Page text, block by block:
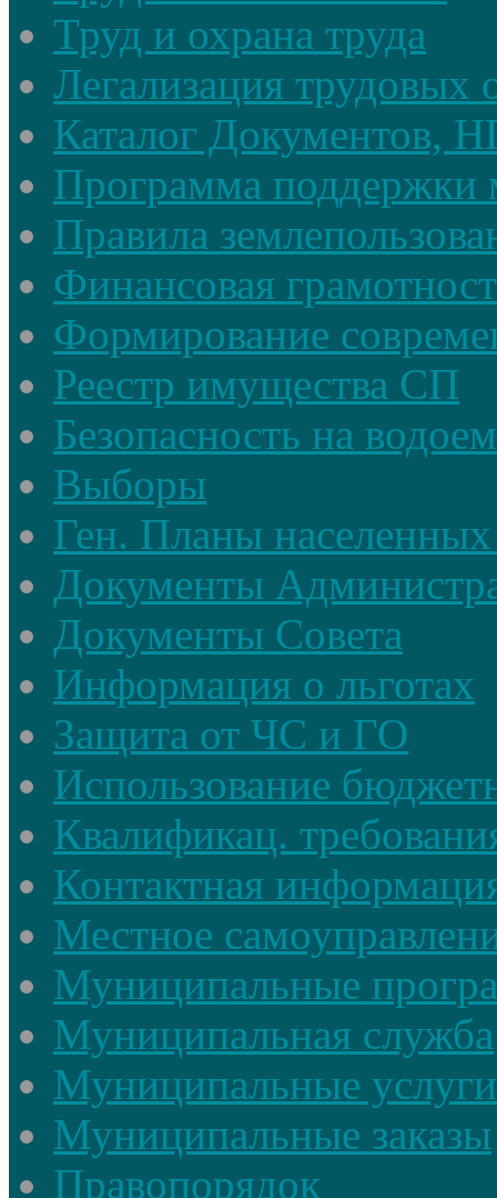
Труд и охрана труда
Легализация трудовых
Каталог Документов,
Программа поддержки
Правила
Финансовая
Формирование
Реестр имущества СП
Безопасность на
Выборы
Ген. Планы
Документы
Документы Совета
Информация о льготах
Защита от ЧС и ГО
Использование
Квалификац.
Контактная
Местное
Муниципальные
Муниципальная служба
Муниципальные услуги
Муниципальные заказы
Правопорядок